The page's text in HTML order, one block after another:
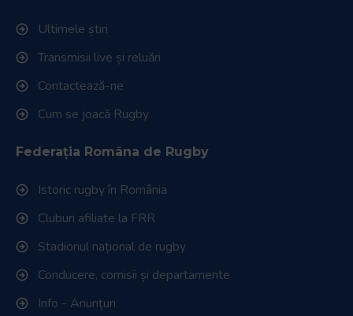
Ultimele știri
Transmisii live și reluări
Contactează-ne
Cum se joacă Rugby
Federația Româna de Rugby
Istoric rugby în România
Cluburi afiliate la FRR
Stadionul național de rugby
Conducere, comisii și departamente
Info - Anunțuri